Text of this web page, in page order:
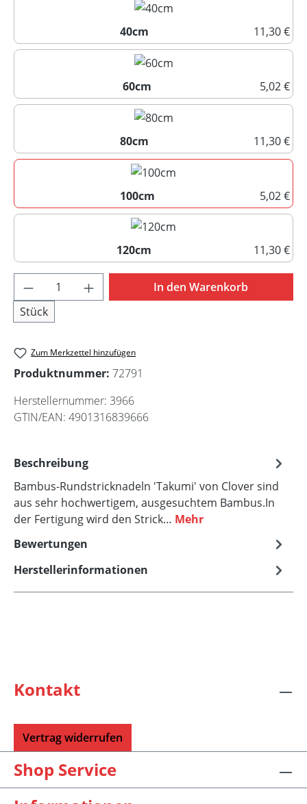
40cm
11,30 €
40cm
60cm
5,02 €
60cm
80cm
11,30 €
80cm
100cm
5,02 €
100cm
120cm
11,30 €
120cm
Produkt Anzahl: Gib den gewünschten
Stück
In den Warenkorb
Zum Merkzettel hinzufügen
Produktnummer: 72791
Herstellernummer: 3966
GTIN/EAN: 4901316839666
Beschreibung
Bambus-Rundstricknadeln 'Takumi' von Clover sind
aus sehr hochwertigem, ausgesuchtem Bambus.In
der Fertigung wird den Strick… Mehr
Bewertungen
Herstellerinformationen
Kontakt
Vertrag widerrufen
Shop Service